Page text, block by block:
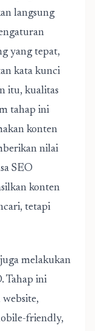
langsung
yang tepat,
kata kunci
itu, kualitas
tahap ini
konten
nilai
SEO
konten
tetapi
melakukan
Tahap ini
friendly,